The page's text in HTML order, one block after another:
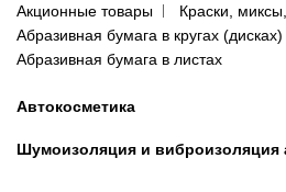
Акционные товары
Краски,
Абразивная бумага в кругах (дисках)
Абразивная бумага в листах
Автокосметика
Шумоизоляция и виброизоляция